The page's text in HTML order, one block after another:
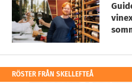
RÖSTER FRÅN SKELLEFTEÅ